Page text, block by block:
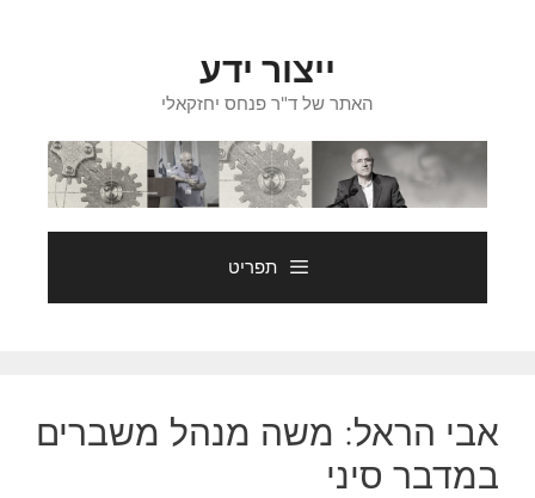
ייצור ידע
האתר של ד"ר פנחס יחזקאלי
תפריט
אבי הראל: משה מנהל משברים
במדבר סיני